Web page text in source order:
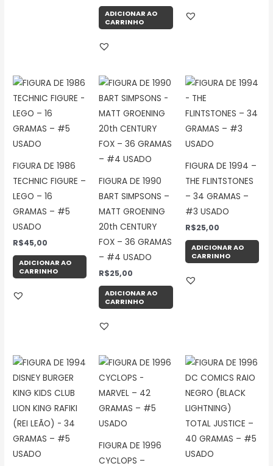
ADICIONAR AO
CARRINHO
FIGURA DE 1986
TECHNIC FIGURE –
LEGO – 16
GRAMAS – #5
USADO
R$45,00
ADICIONAR AO
CARRINHO
FIGURA DE 1990
BART SIMPSONS –
MATT GROENING
20th CENTURY
FOX – 36 GRAMAS
– #4 USADO
R$25,00
ADICIONAR AO
CARRINHO
FIGURA DE 1994 –
THE FLINTSTONES
– 34 GRAMAS –
#3 USADO
R$25,00
ADICIONAR AO
CARRINHO
FIGURA DE 1996
CYCLOPS –